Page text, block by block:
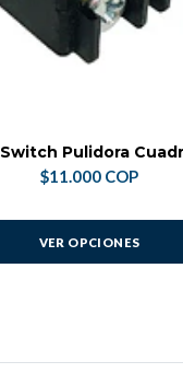
Pulidora
$11.000 COP
VER OPCIONES